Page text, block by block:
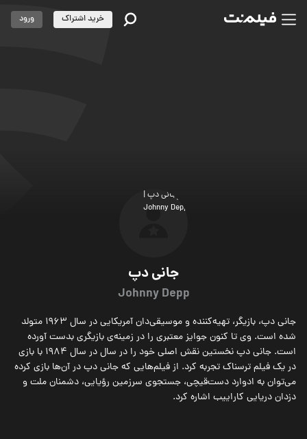
جانی دپ
Johnny Depp
جانی دپ، بازیگر، تهیه‌کننده و موسیقی‌دان آمریکایی در سال 1963 متولد
شده است. وی تا کنون جوایز معتبری را در زمینه‌ی بازیگری بدست آورده
است. جانی دپ نخستین نقش اصلی خود را در سال در سال 1984 با بازی
در یک فیلم ترسناک تجربه کرد. از فیلم‌هایی که جانی دپ در آن‌ها بازی کرده
می‌توان به ادوارد دست‌قیچی، جستجوی سرزمین رؤیایی، دشمنان ملت و
دزدان دریایی کاراییب اشاره کرد.
خرید اشتراک ورود